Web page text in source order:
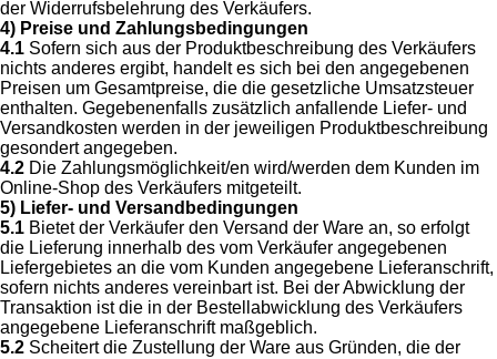
der Widerrufsbelehrung des Verkäufers.
4) Preise und Zahlungsbedingungen
4.1 Sofern sich aus der Produktbeschreibung des Verkäufers
nichts anderes ergibt, handelt es sich bei den angegebenen
Preisen um Gesamtpreise, die die gesetzliche Umsatzsteuer
enthalten. Gegebenenfalls zusätzlich anfallende Liefer- und
Versandkosten werden in der jeweiligen Produktbeschreibung
gesondert angegeben.
4.2 Die Zahlungsmöglichkeit/en wird/werden dem Kunden im
Online-Shop des Verkäufers mitgeteilt.
5) Liefer- und Versandbedingungen
5.1 Bietet der Verkäufer den Versand der Ware an, so erfolgt
die Lieferung innerhalb des vom Verkäufer angegebenen
Liefergebietes an die vom Kunden angegebene Lieferanschrift,
sofern nichts anderes vereinbart ist. Bei der Abwicklung der
Transaktion ist die in der Bestellabwicklung des Verkäufers
angegebene Lieferanschrift maßgeblich.
5.2 Scheitert die Zustellung der Ware aus Gründen, die der